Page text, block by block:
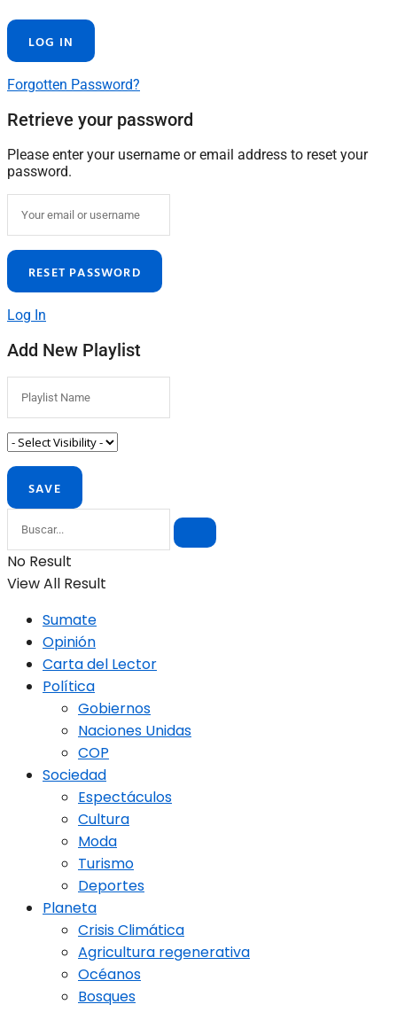
Forgotten Password?
Retrieve your password
Please enter your username or email address to reset your
password.
Log In
Add New Playlist
No Result
View All Result
Sumate
Opinión
Carta del Lector
Política
Gobiernos
Naciones Unidas
COP
Sociedad
Espectáculos
Cultura
Moda
Turismo
Deportes
Planeta
Crisis Climática
Agricultura regenerativa
Océanos
Bosques